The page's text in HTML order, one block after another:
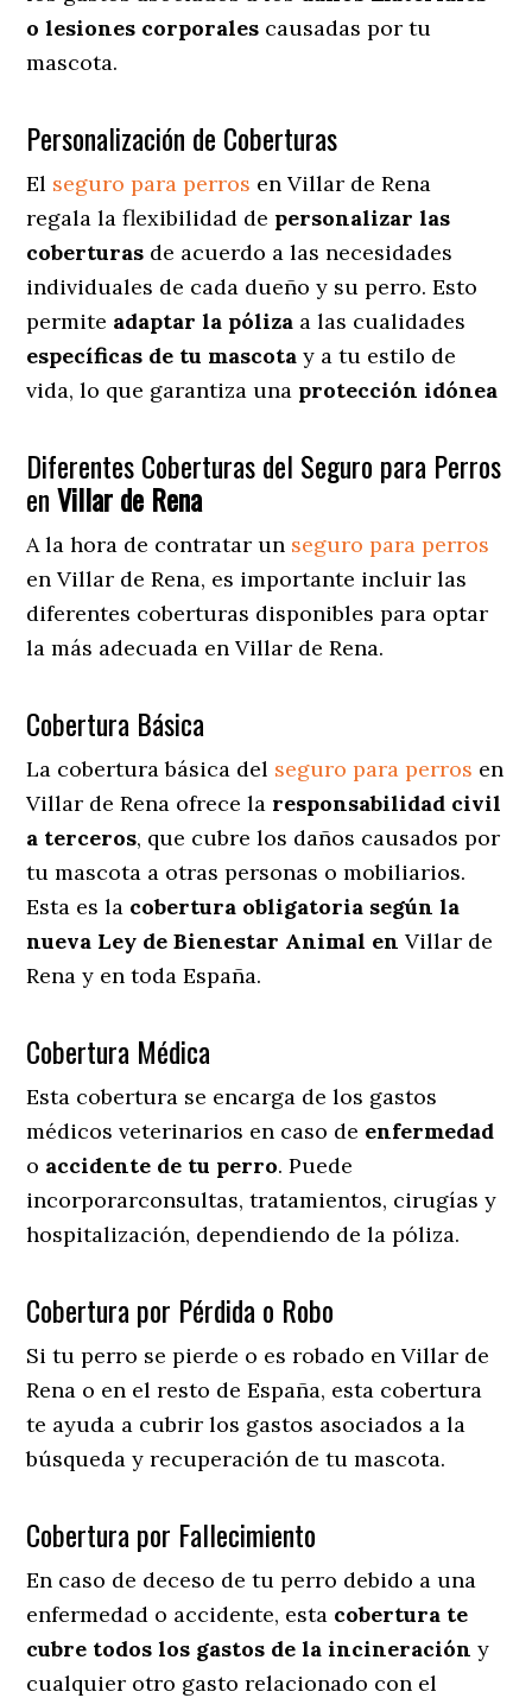
o lesiones corporales causadas por tu
mascota.
Personalización de Coberturas
El seguro para perros en Villar de Rena
regala la flexibilidad de personalizar las
coberturas de acuerdo a las necesidades
individuales de cada dueño y su perro. Esto
permite adaptar la póliza a las cualidades
específicas de tu mascota y a tu estilo de
vida, lo que garantiza una protección idónea
Diferentes Coberturas del Seguro para Perros
en Villar de Rena
A la hora de contratar un seguro para perros
en Villar de Rena, es importante incluir las
diferentes coberturas disponibles para optar
la más adecuada en Villar de Rena.
Cobertura Básica
La cobertura básica del seguro para perros en
Villar de Rena ofrece la responsabilidad civil
a terceros, que cubre los daños causados por
tu mascota a otras personas o mobiliarios.
Esta es la cobertura obligatoria según la
nueva Ley de Bienestar Animal enVillar de
Rena y en toda España.
Cobertura Médica
Esta cobertura se encarga de los gastos
médicos veterinarios en caso de enfermedad
o accidente de tu perro. Puede
incorporarconsultas, tratamientos, cirugías y
hospitalización, dependiendo de la póliza.
Cobertura por Pérdida o Robo
Si tu perro se pierde o es robado en Villar de
Rena o en el resto de España, esta cobertura
te ayuda a cubrir los gastos asociados a la
búsqueda y recuperación de tu mascota.
Cobertura por Fallecimiento
En caso de deceso de tu perro debido a una
enfermedad o accidente, esta cobertura te
cubre todos los gastos de la incineración y
cualquier otro gasto relacionado con el